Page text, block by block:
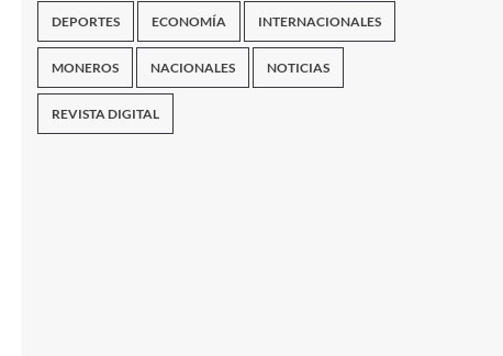
DEPORTES ECONOMÍA INTERNACIONALES
MONEROS NACIONALES NOTICIAS
REVISTA DIGITAL